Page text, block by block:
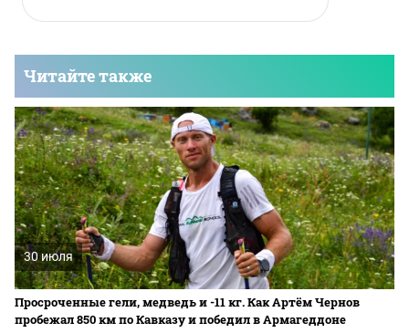
Читайте также
30 июля
Просроченные гели, медведь и -11 кг. Как Артём Чернов
пробежал 850 км по Кавказу и победил в Армагеддоне